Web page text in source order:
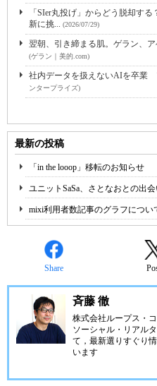
「SIer丸投げ」からどう脱却す
新に挑...
(2026/07/29)
翌朝、引き締まる肌。ゲラン、
(ゲラン｜美的.com)
社内データを扱えないAIを卒業
ンタープライズ)
最新の投稿
「in the looop」移転のお知らせ
ユニットSaSa、さとなおとの出
mixi利用者数記事のグラフについ
Share
斉藤 徹
株式会社ループス・
ソーシャル・リアル
て，最新選りすぐり
います